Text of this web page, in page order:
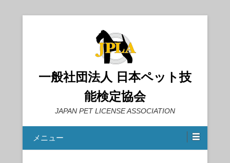
一般社団法人 日本ペット技
能検定協会
JAPAN PET LICENSE ASSOCIATION
メニュー